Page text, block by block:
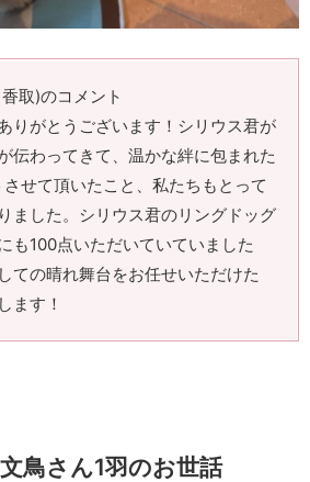
香取)のコメント
りがとうございます！シリウス君が
伝わってきて、温かな絆に包まれた
せて頂いたこと、私たちもとって
ました。シリウス君のリングドッグ
も100点いただいていていました
ての晴れ舞台をお任せいただけた
ます！
鳥さん1羽のお世話